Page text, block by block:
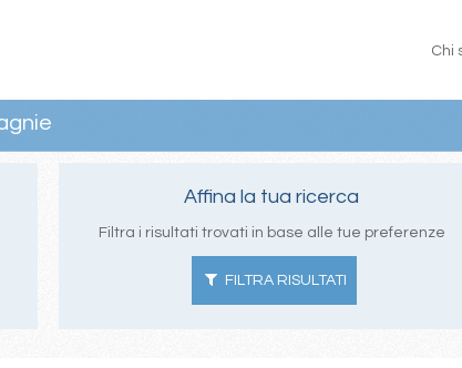
Chi
Affina la tua ricerca
Filtra i risultati trovati in base alle tue preferenze
FILTRA RISULTATI